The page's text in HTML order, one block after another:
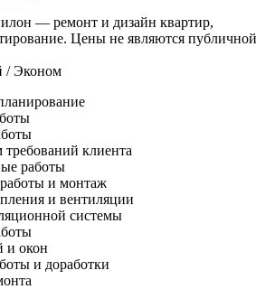
— ремонт и дизайн квартир,
Цены не являются публичной
/ Эконом​
требований клиента
работы
и монтаж
и вентиляции
системы
и окон
и доработки